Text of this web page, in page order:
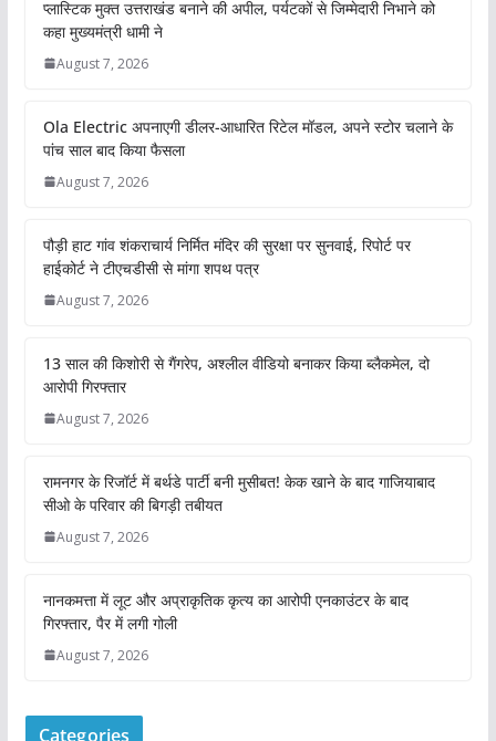
प्लास्टिक मुक्त उत्तराखंड बनाने की अपील, पर्यटकों से जिम्मेदारी निभाने को
कहा मुख्यमंत्री धामी ने
August 7, 2026
Ola Electric अपनाएगी डीलर-आधारित रिटेल मॉडल, अपने स्टोर चलाने के
पांच साल बाद किया फैसला
August 7, 2026
पौड़ी हाट गांव शंकराचार्य निर्मित मंदिर की सुरक्षा पर सुनवाई, रिपोर्ट पर
हाईकोर्ट ने टीएचडीसी से मांगा शपथ पत्र
August 7, 2026
13 साल की किशोरी से गैंगरेप, अश्लील वीडियो बनाकर किया ब्लैकमेल, दो
आरोपी गिरफ्तार
August 7, 2026
रामनगर के रिजॉर्ट में बर्थडे पार्टी बनी मुसीबत! केक खाने के बाद गाजियाबाद
सीओ के परिवार की बिगड़ी तबीयत
August 7, 2026
नानकमत्ता में लूट और अप्राकृतिक कृत्य का आरोपी एनकाउंटर के बाद
गिरफ्तार, पैर में लगी गोली
August 7, 2026
Categories